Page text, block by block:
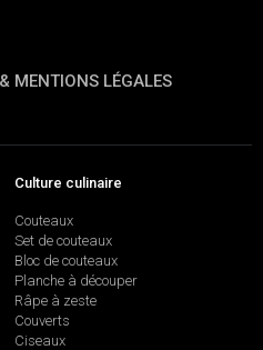
MENTIONS LÉGALES
Culture culinaire
Couteaux
Set de couteaux
Bloc de couteaux
Planche à découper
Râpe à zeste
Couverts
Ciseaux